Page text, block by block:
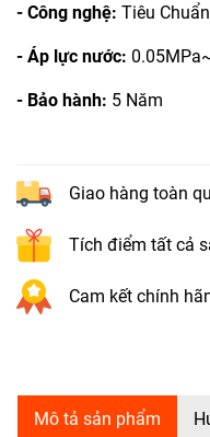
- Công nghệ: Tiêu
- Áp lực nước:
- Bảo hành: 5 Năm
Giao hàng toàn
Tích điểm tất cả
Cam kết chính
Mô tả sản phẩm